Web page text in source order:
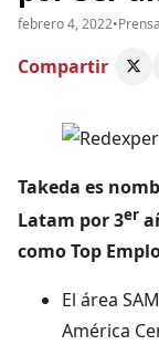
febrero 4, 2022•
Compartir
Takeda es
Latam por 3er
como Top
El área
América